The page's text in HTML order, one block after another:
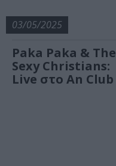
03/05/2025
Paka Paka & The
Sexy Christians:
Live στο An Club